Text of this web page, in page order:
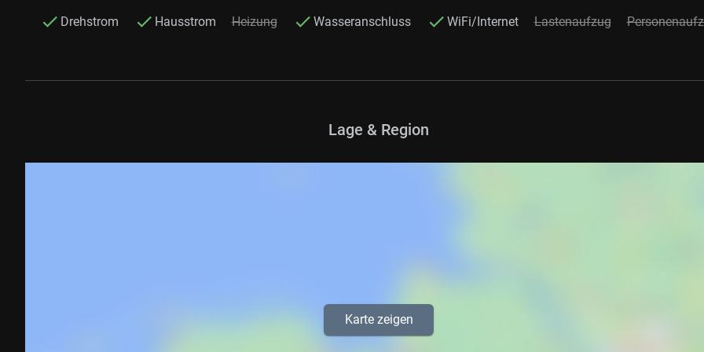
Drehstrom Hausstrom Heizung Wasseranschluss WiFi/Internet Lastenaufzug
Lage & Region
Karte zeigen